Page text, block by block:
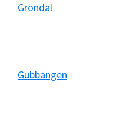
Gröndal
Gubbängen